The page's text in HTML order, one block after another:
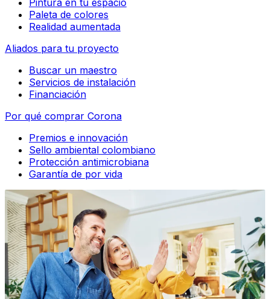
Pintura en tu espacio
Paleta de colores
Realidad aumentada
Aliados para tu proyecto
Buscar un maestro
Servicios de instalación
Financiación
Por qué comprar Corona
Premios e innovación
Sello ambiental colombiano
Protección antimicrobiana
Garantía de por vida